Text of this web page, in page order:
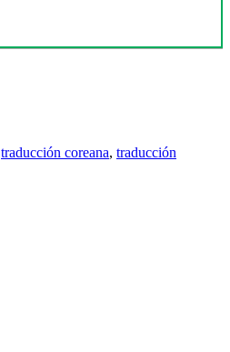
traducción coreana, traducción